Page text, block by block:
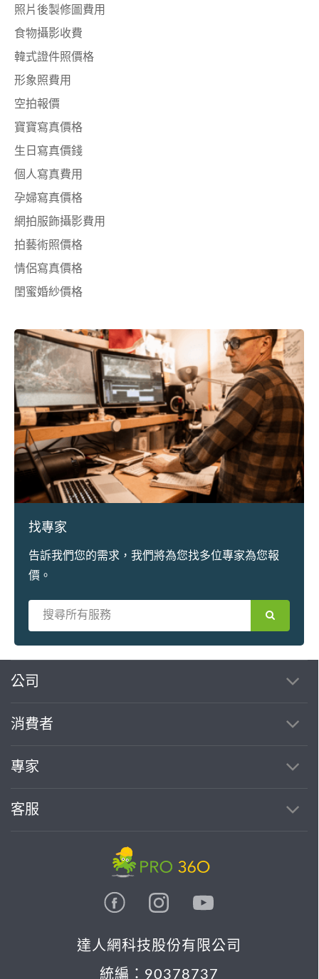
照片後製修圖費用
食物攝影收費
韓式證件照價格
形象照費用
空拍報價
寶寶寫真價格
生日寫真價錢
個人寫真費用
孕婦寫真價格
網拍服飾攝影費用
拍藝術照價格
情侶寫真價格
閨蜜婚紗價格
找專家
告訴我們您的需求，我們將為您找多位專家為您報
價。
公司
消費者
專家
客服
達人網科技股份有限公司
統編：90378737
繼續完成